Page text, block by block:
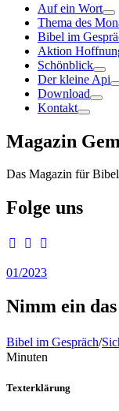
Auf ein Wort
Thema des
Bibel im
Aktion
Schönblick
Der kleine Api
Download
Kontakt
Magazin
Das Magazin für
Folge uns
01/2023
Nimm ein
Bibel im Gespräch/
Minuten
Texterklärung